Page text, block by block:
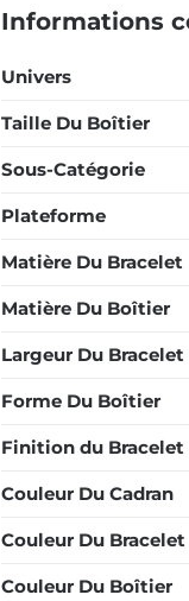
Informations
Univers
Taille Du Boîtier
Sous-Catégorie
Plateforme
Matière Du Bracelet
Matière Du Boîtier
Largeur Du Bracelet
Forme Du Boîtier
Finition du Bracelet
Couleur Du Cadran
Couleur Du Bracelet
Couleur Du Boîtier